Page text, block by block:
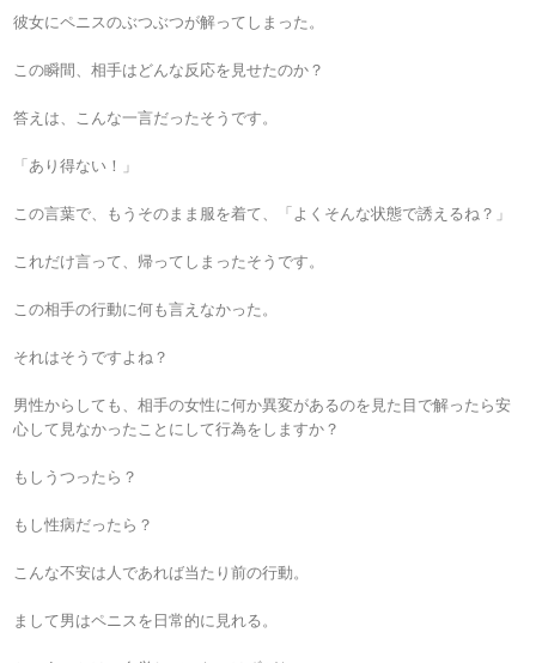
彼女にペニスのぶつぶつが解ってしまった。
この瞬間、相手はどんな反応を見せたのか？
答えは、こんな一言だったそうです。
「あり得ない！」
この言葉で、もうそのまま服を着て、「よくそんな状態で誘えるね？」
これだけ言って、帰ってしまったそうです。
この相手の行動に何も言えなかった。
それはそうですよね？
男性からしても、相手の女性に何か異変があるのを見た目で解ったら安
心して見なかったことにして行為をしますか？
もしうつったら？
もし性病だったら？
こんな不安は人であれば当たり前の行動。
まして男はペニスを日常的に見れる。